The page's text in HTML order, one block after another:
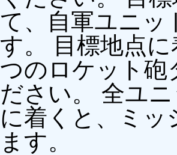
て、自軍ユニッ
す。 目標地点
つのロケット砲
ださい。 全ユ
に着くと、ミ
ます。